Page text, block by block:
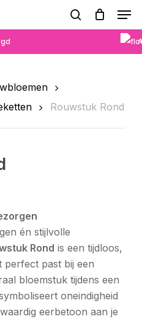
search
Rouwstuk Rond
én stijlvolle
Rond is een tijdloos,
perfect past bij een
bloemstuk tijdens een
oneindigheid
eerbetoon aan je